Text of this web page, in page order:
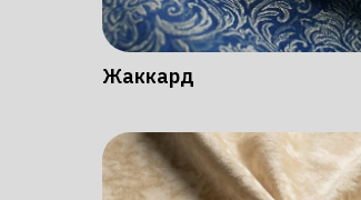
Жаккард